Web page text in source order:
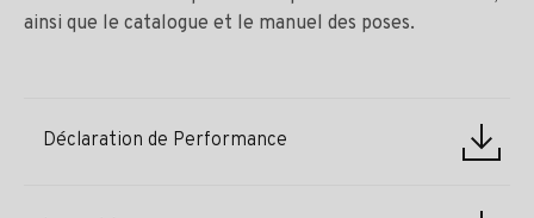
ainsi que le catalogue et le manuel des poses.
Déclaration de Performance